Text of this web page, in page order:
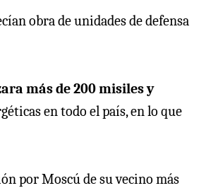
obra de unidades de defensa
más de 200 misiles y
en todo el país, en lo que
por Moscú de su vecino más